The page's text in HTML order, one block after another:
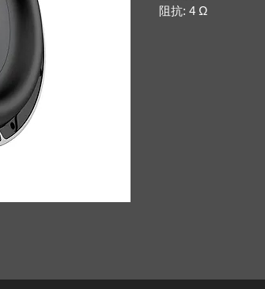
阻抗: 4 Ω